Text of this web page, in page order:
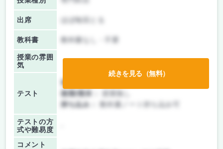
出席 ほぼ毎回とる
教科書 教科書なし・不要
授業の雰囲
気
テスト
前期/中間：
後期/期末：
授業無し
持ち込み：
教科書ノート持ち込み可
テストの方
式や難易度
コメント
続きを見る（無料）